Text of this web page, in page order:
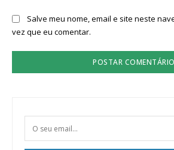
Salve meu nome, email e site neste
vez que eu comentar.